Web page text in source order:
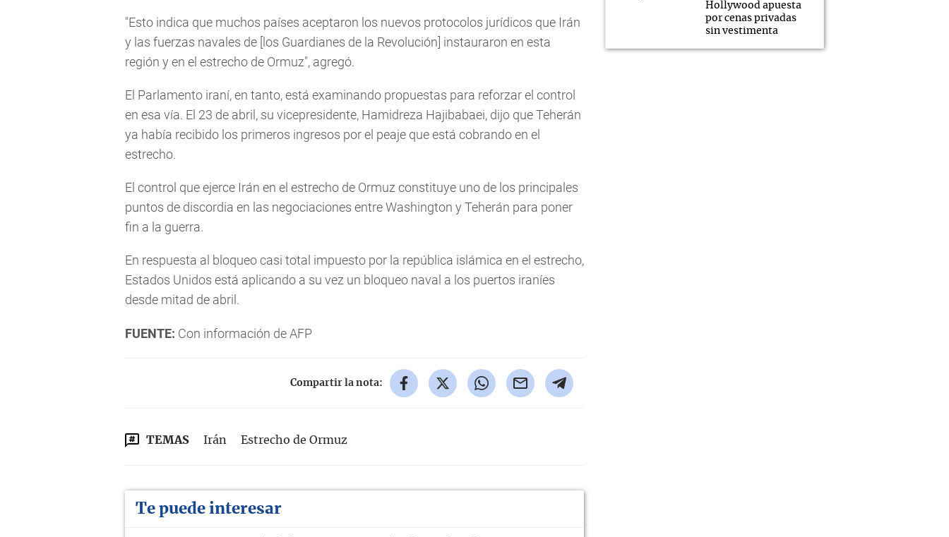
"Esto indica que muchos países aceptaron los nuevos protocolos jurídicos que Irán
y las fuerzas navales de [los Guardianes de la Revolución] instauraron en esta
región y en el estrecho de Ormuz", agregó.
El Parlamento iraní, en tanto, está examinando propuestas para reforzar el control
en esa vía. El 23 de abril, su vicepresidente, Hamidreza Hajibabaei, dijo que Teherán
ya había recibido los primeros ingresos por el peaje que está cobrando en el
estrecho.
El control que ejerce Irán en el estrecho de Ormuz constituye uno de los principales
puntos de discordia en las negociaciones entre Washington y Teherán para poner
fin a la guerra.
En respuesta al bloqueo casi total impuesto por la república islámica en el estrecho,
Estados Unidos está aplicando a su vez un bloqueo naval a los puertos iraníes
desde mitad de abril.
FUENTE: Con información de AFP
Compartir la nota:
TEMAS Irán Estrecho de Ormuz
Te puede interesar
Hollywood apuesta
por cenas privadas
sin vestimenta